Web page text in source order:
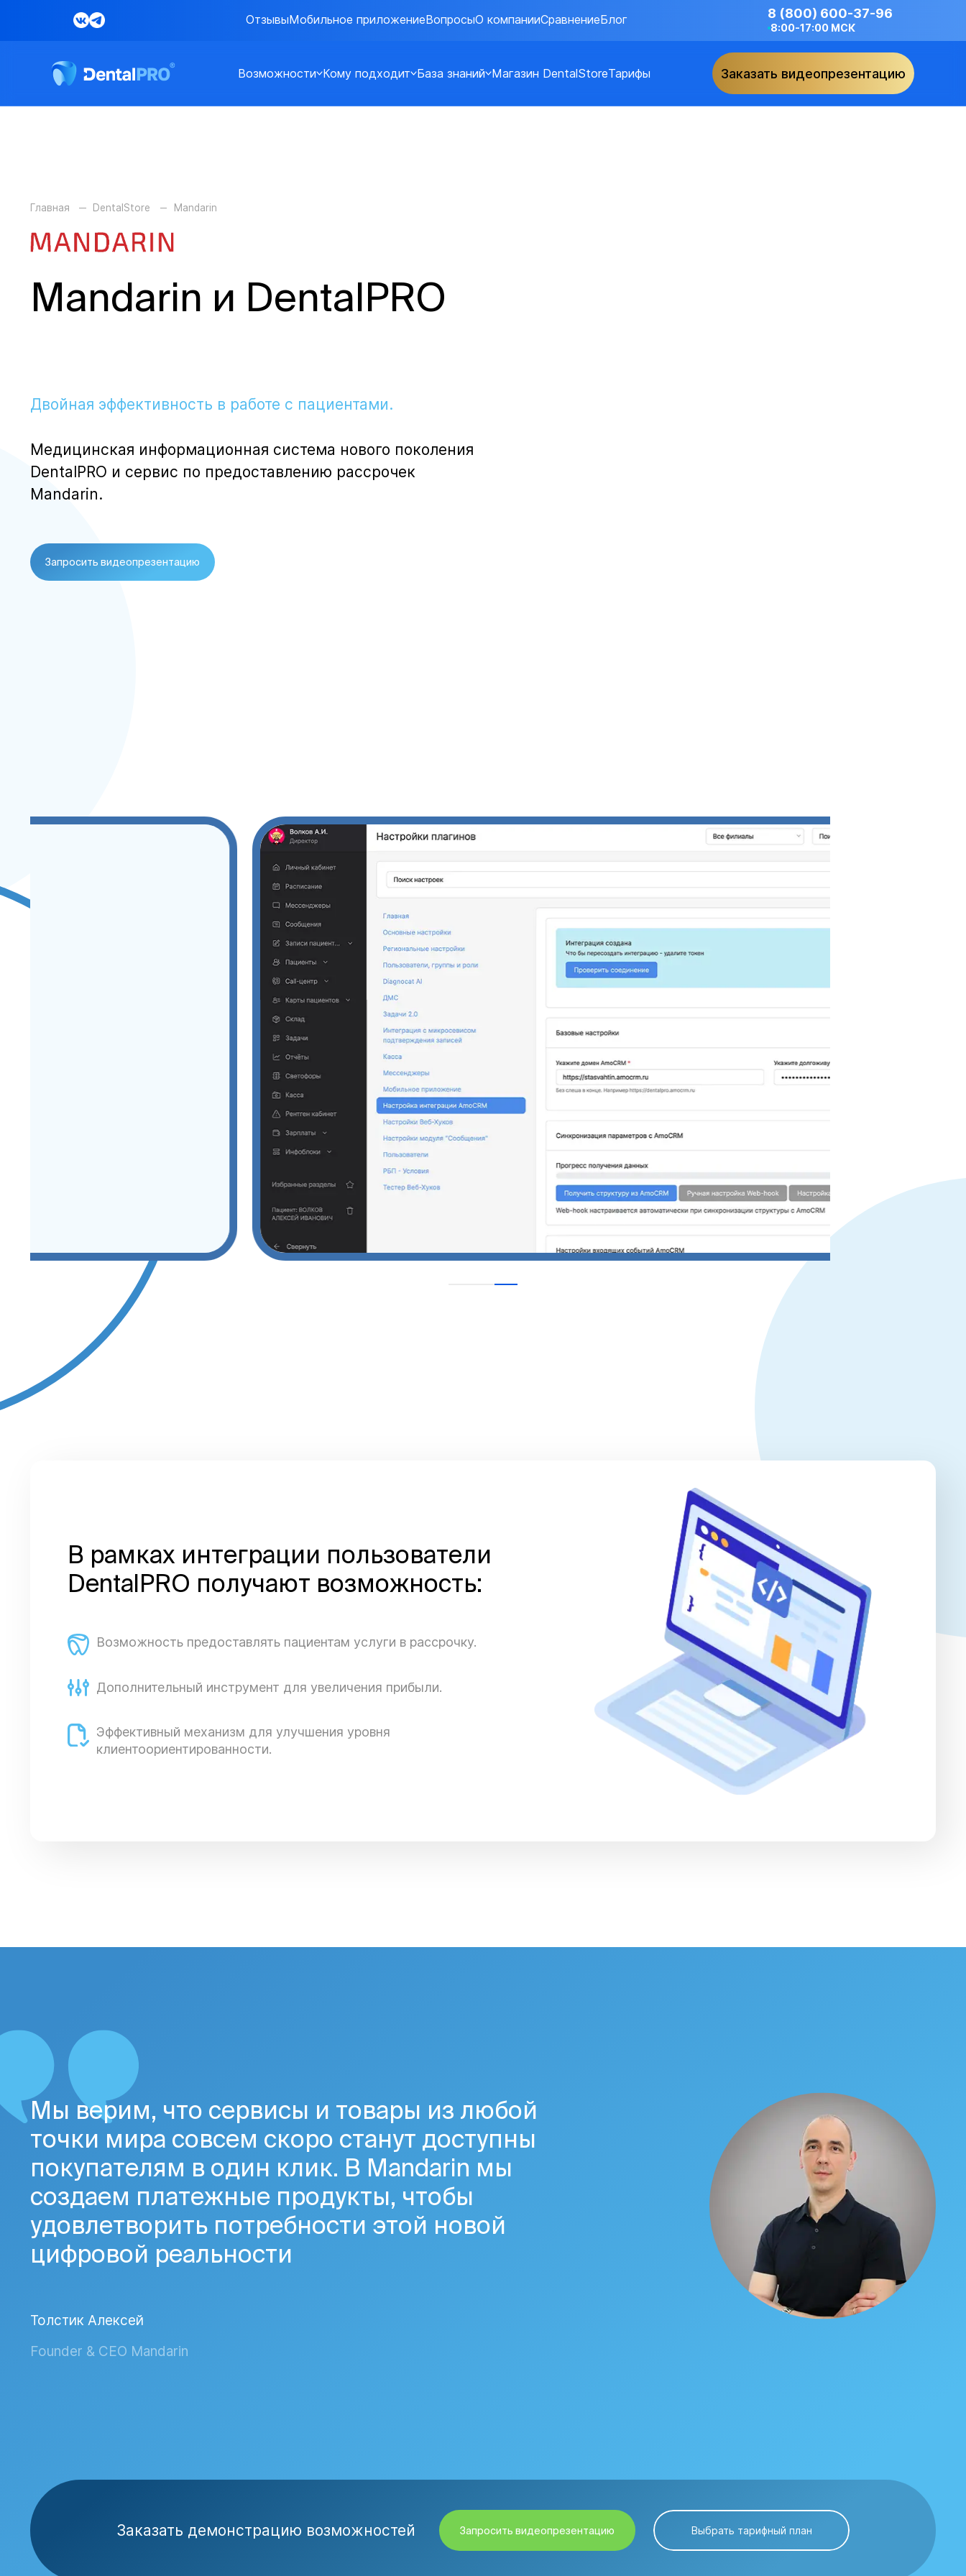
ОтзывыМобильное приложениеВопросыО компанииСравнениеБлог 8 (800) 600-37-96
8:00-17:00 МСК
Возможности Кому подходит База знаний Магазин DentalStoreТарифы Заказать видеопрезентацию
Главная DentalStore Mandarin
Mandarin и DentalPRO
Двойная эффективность в работе с пациентами.
Медицинская информационная система нового поколения
DentalPRO и сервис по предоставлению рассрочек
Mandarin.
Запросить видеопрезентацию
В рамках интеграции пользователи
DentalPRO получают возможность:
Возможность предоставлять пациентам услуги в рассрочку.
Дополнительный инструмент для увеличения прибыли.
Эффективный механизм для улучшения уровня
клиентоориентированности.
Мы верим, что сервисы и товары из любой
точки мира совсем скоро станут доступны
покупателям в один клик. В Mandarin мы
создаем платежные продукты, чтобы
удовлетворить потребности этой новой
цифровой реальности
Толстик Алексей
Founder & CEO Mandarin
Заказать демонстрацию возможностей Запросить видеопрезентацию Выбрать тарифный план